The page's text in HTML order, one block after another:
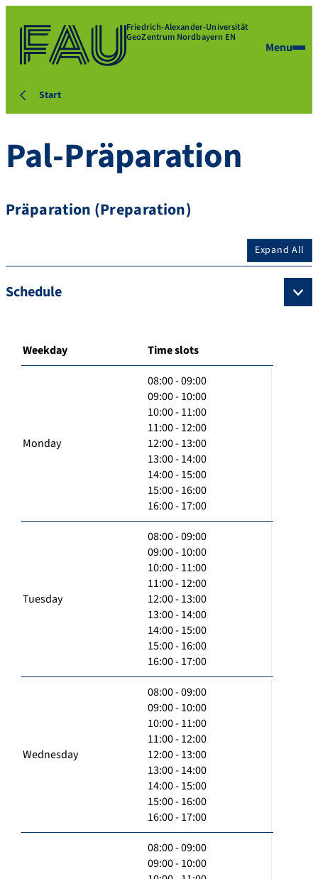
Friedrich-Alexander-Universität
GeoZentrum Nordbayern EN
Menu
Start
Pal-Präparation
Präparation (Preparation)
Expand All
Schedule
Weekday Time slots
Monday
08:00 - 09:00
09:00 - 10:00
10:00 - 11:00
11:00 - 12:00
12:00 - 13:00
13:00 - 14:00
14:00 - 15:00
15:00 - 16:00
16:00 - 17:00
Tuesday
08:00 - 09:00
09:00 - 10:00
10:00 - 11:00
11:00 - 12:00
12:00 - 13:00
13:00 - 14:00
14:00 - 15:00
15:00 - 16:00
16:00 - 17:00
Wednesday
08:00 - 09:00
09:00 - 10:00
10:00 - 11:00
11:00 - 12:00
12:00 - 13:00
13:00 - 14:00
14:00 - 15:00
15:00 - 16:00
16:00 - 17:00
08:00 - 09:00
09:00 - 10:00